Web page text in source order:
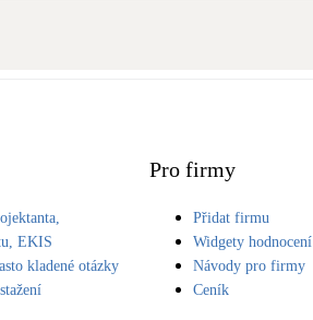
EKIS
kladené otázky
Pro firmy
Přidat firmu
Widgety hodnocení
Návody pro firmy
Ceník